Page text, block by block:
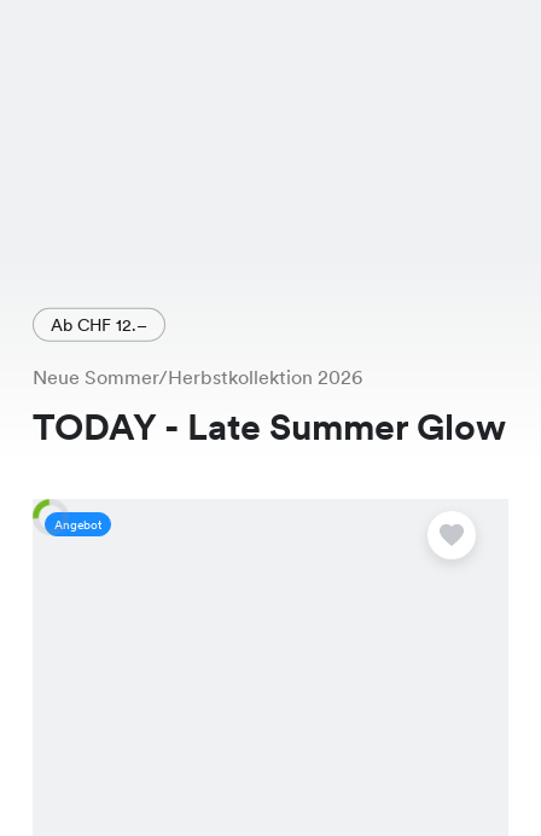
Ab CHF 12.–
Neue Sommer/Herbstkollektion 2026
TODAY - Late Summer Glow
Angebot